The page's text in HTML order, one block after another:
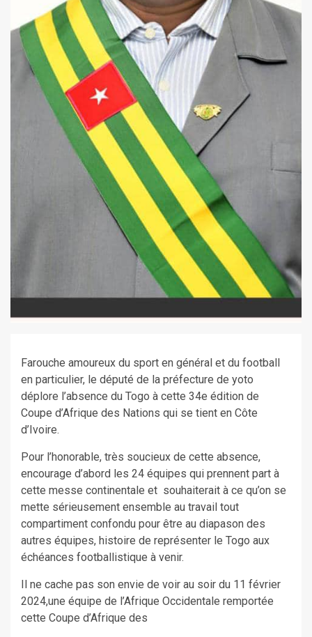
Farouche amoureux du sport en général et du football
en particulier, le député de la préfecture de yoto
déplore l’absence du Togo à cette 34e édition de
Coupe d’Afrique des Nations qui se tient en Côte
d’Ivoire.
Pour l’honorable, très soucieux de cette absence,
encourage d’abord les 24 équipes qui prennent part à
cette messe continentale et souhaiterait à ce qu’on se
mette sérieusement ensemble au travail tout
compartiment confondu pour être au diapason des
autres équipes, histoire de représenter le Togo aux
échéances footballistique à venir.
Il ne cache pas son envie de voir au soir du 11 février
2024,une équipe de l’Afrique Occidentale remportée
cette Coupe d’Afrique des